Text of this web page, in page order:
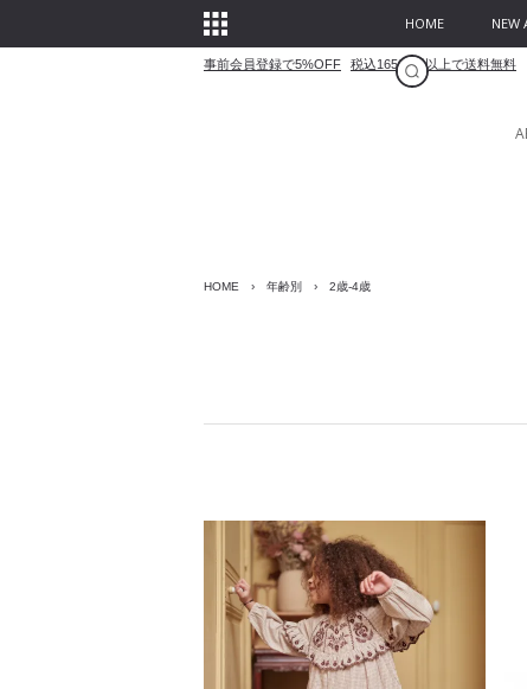
HOME NEW
事前会員登録で5%OFF 税込16500円以上で送料無料
HOME › 年齢別 › 2歳-4歳